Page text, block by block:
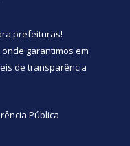
prefeituras!
garantimos em
de transparência
Pública